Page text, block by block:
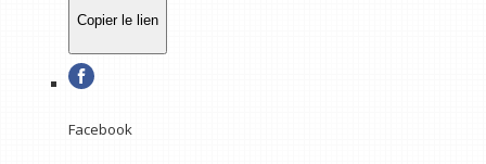
Copier le lien
Facebook